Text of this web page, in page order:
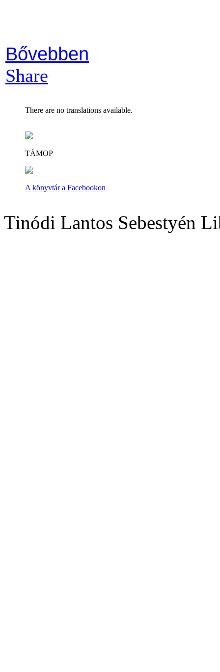
Bővebben
Share
There are no translations available.
TÁMOP
A könyvtár a Facebookon
Tinódi Lantos Sebestyén